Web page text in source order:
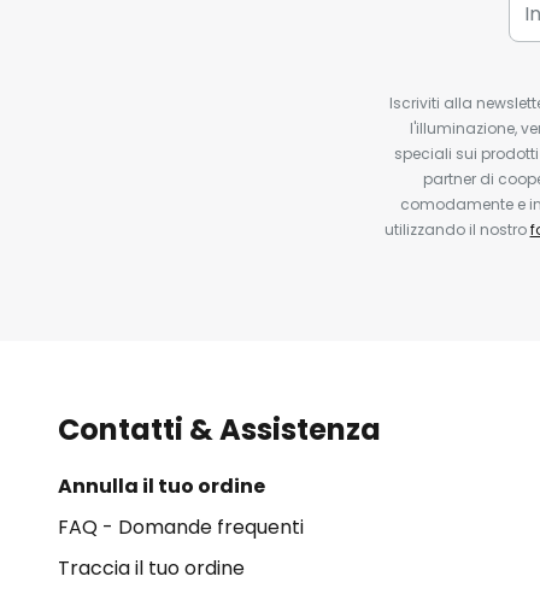
Iscriviti alla
l'illuminazione,
speciali sui
partner di
comodamente e
utilizzando il nostro
Contatti & Assistenza
Annulla il tuo ordine
FAQ - Domande frequenti
Traccia il tuo ordine